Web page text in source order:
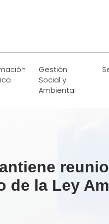
Gestión
Social y
Ambiental
de la Ley